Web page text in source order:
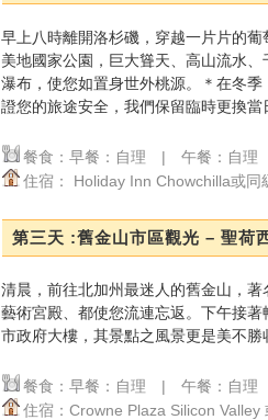
早上八時離開洛杉磯，穿越一片片的
美地國家公園，巨大聳天、高山流水
瀑布，使您如置身世外桃源。＊在冬
證您的旅途安全，我們保留臨時更換
餐食：早餐：自理 | 午餐：自
住宿： Holiday Inn Chowchilla或同
第三天 :舊金山市區觀光 – 聖荷
清晨，前往北加州最迷人的舊金山，
藝術宮殿、都使您流連忘返。下午接
市政府大樓，其景點之風景更是美不
餐食：早餐：自理 | 午餐：自
住宿：Crowne Plaza Silicon Valley